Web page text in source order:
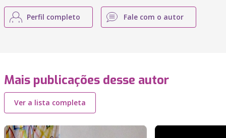
Perfil completo Fale com o autor
Mais publicações desse autor
Ver a lista completa